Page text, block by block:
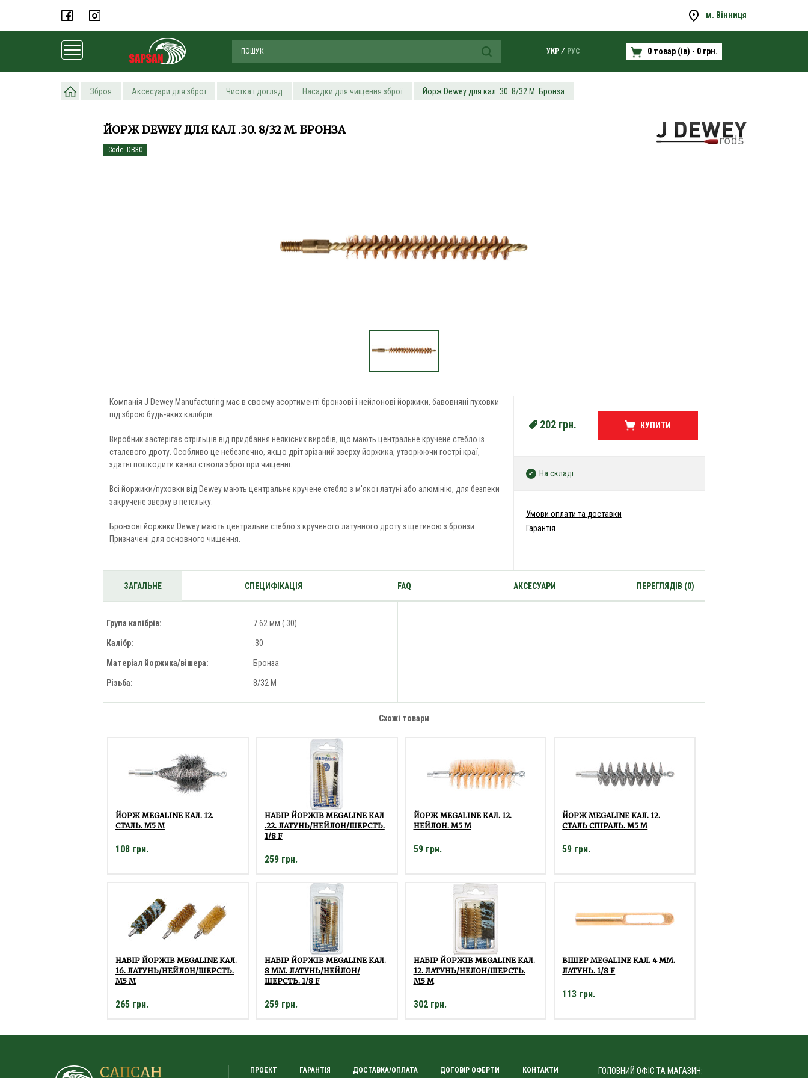
м. Вінниця
УКР РУС 0 товар (ів) - 0 грн.
Зброя Аксесуари для зброї Чистка і догляд Насадки для чищення зброї Йорж Dewey для кал .30. 8/32 M. Бронза
ЙОРЖ DEWEY ДЛЯ КАЛ .30. 8/32 M. БРОНЗА
Code: DB30
Компанія J Dewey Manufacturing має в своєму асортименті бронзові і нейлонові йоржики, бавовняні пуховки
під зброю будь-яких калібрів.
Виробник застерігає стрільців від придбання неякісних виробів, що мають центральне кручене стебло із
сталевого дроту. Особливо це небезпечно, якщо дріт зрізаний зверху йоржика, утворюючи гострі краї,
здатні пошкодити канал ствола зброї при чищенні.
Всі йоржики/пуховки від Dewey мають центральне кручене стебло з м'якої латуні або алюмінію, для безпеки
закручене зверху в петельку.
Бронзові йоржики Dewey мають центральне стебло з крученого латунного дроту з щетиною з бронзи.
Призначені для основного чищення.
202 грн. КУПИТИ
На складі
Умови оплати та доставки
Гарантія
ЗАГАЛЬНЕ СПЕЦИФІКАЦІЯ FAQ АКСЕСУАРИ ПЕРЕГЛЯДІВ (0)
Група калібрів: 7.62 мм (.30)
Калібр: .30
Матеріал йоржика/вішера: Бронза
Різьба: 8/32 M
Схожі товари
ЙОРЖ MEGALINE КАЛ. 12.
СТАЛЬ. M5 M
108 грн.
НАБІР ЙОРЖІВ MEGALINE КАЛ
.22. ЛАТУНЬ/НЕЙЛОН/ШЕРСТЬ.
1/8 F
259 грн.
ЙОРЖ MEGALINE КАЛ. 12.
НЕЙЛОН. M5 M
59 грн.
ЙОРЖ MEGALINE КАЛ. 12.
СТАЛЬ СПІРАЛЬ. M5 M
59 грн.
НАБІР ЙОРЖІВ MEGALINE КАЛ.
16. ЛАТУНЬ/НЕЙЛОН/ШЕРСТЬ.
M5 M
265 грн.
НАБІР ЙОРЖІВ MEGALINE КАЛ.
8 ММ. ЛАТУНЬ/НЕЙЛОН/
ШЕРСТЬ. 1/8 F
259 грн.
НАБІР ЙОРЖІВ MEGALINE КАЛ.
12. ЛАТУНЬ/НЕЛОН/ШЕРСТЬ.
M5 M
302 грн.
ВІШЕР MEGALINE КАЛ. 4 ММ.
ЛАТУНЬ. 1/8 F
113 грн.
САПСАН ПРОЕКТ ГАРАНТІЯ ДОСТАВКА/ОПЛАТА ДОГОВІР ОФЕРТИ КОНТАКТИ ГОЛОВНИЙ ОФІС ТА МАГАЗИН: